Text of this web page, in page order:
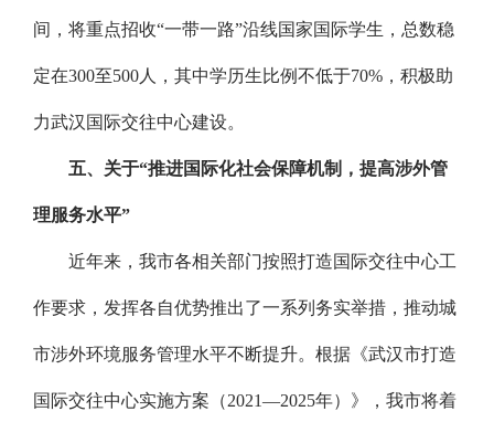
间，将重点招收“一带一路”沿线国家国际学生，总数稳
定在300至500人，其中学历生比例不低于70%，积极助
力武汉国际交往中心建设。
五、关于“推进国际化社会保障机制，提高涉外管
理服务水平”
近年来，我市各相关部门按照打造国际交往中心工
作要求，发挥各自优势推出了一系列务实举措，推动城
市涉外环境服务管理水平不断提升。根据《武汉市打造
国际交往中心实施方案（2021—2025年）》，我市将着